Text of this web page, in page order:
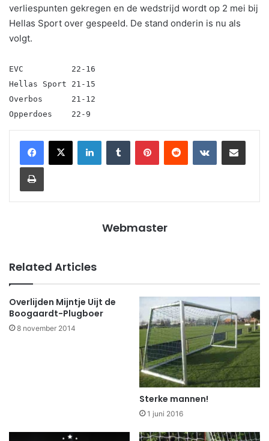
verliespunten gekregen en de wedstrijd wordt op 2 mei bij
Hellas Sport over gespeeld. De stand onderin is nu als
volgt.
EVC 22-16
Hellas Sport 21-15
Overbos 21-12
Opperdoes 22-9
LinkedInTumblr PinterestReddit VKontakteShare via Email
Print
Webmaster
Related Articles
Overlijden Mijntje Uijt de
Boogaardt-Plugboer
8 november 2014
Sterke mannen!
1 juni 2016